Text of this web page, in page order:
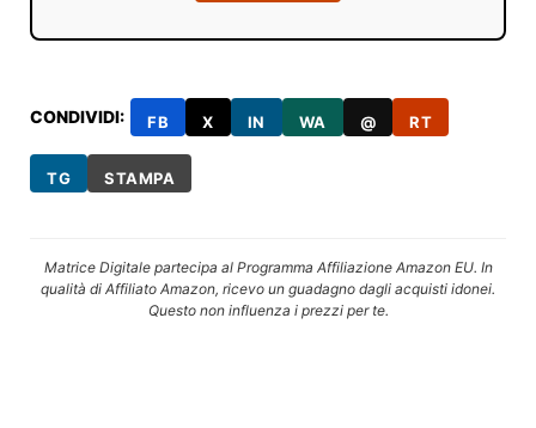
CONDIVIDI: FB X IN WA @ RT
TG STAMPA
Matrice Digitale partecipa al Programma Affiliazione Amazon EU. In
qualità di Affiliato Amazon, ricevo un guadagno dagli acquisti idonei.
Questo non influenza i prezzi per te.